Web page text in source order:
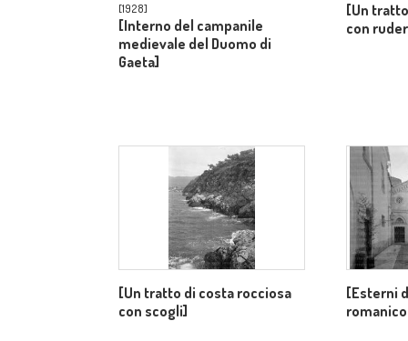
[1928]
[Interno del campanile
medievale del Duomo di
Gaeta]
[Un
con
[Un tratto di costa rocciosa
con scogli]
[Esterni